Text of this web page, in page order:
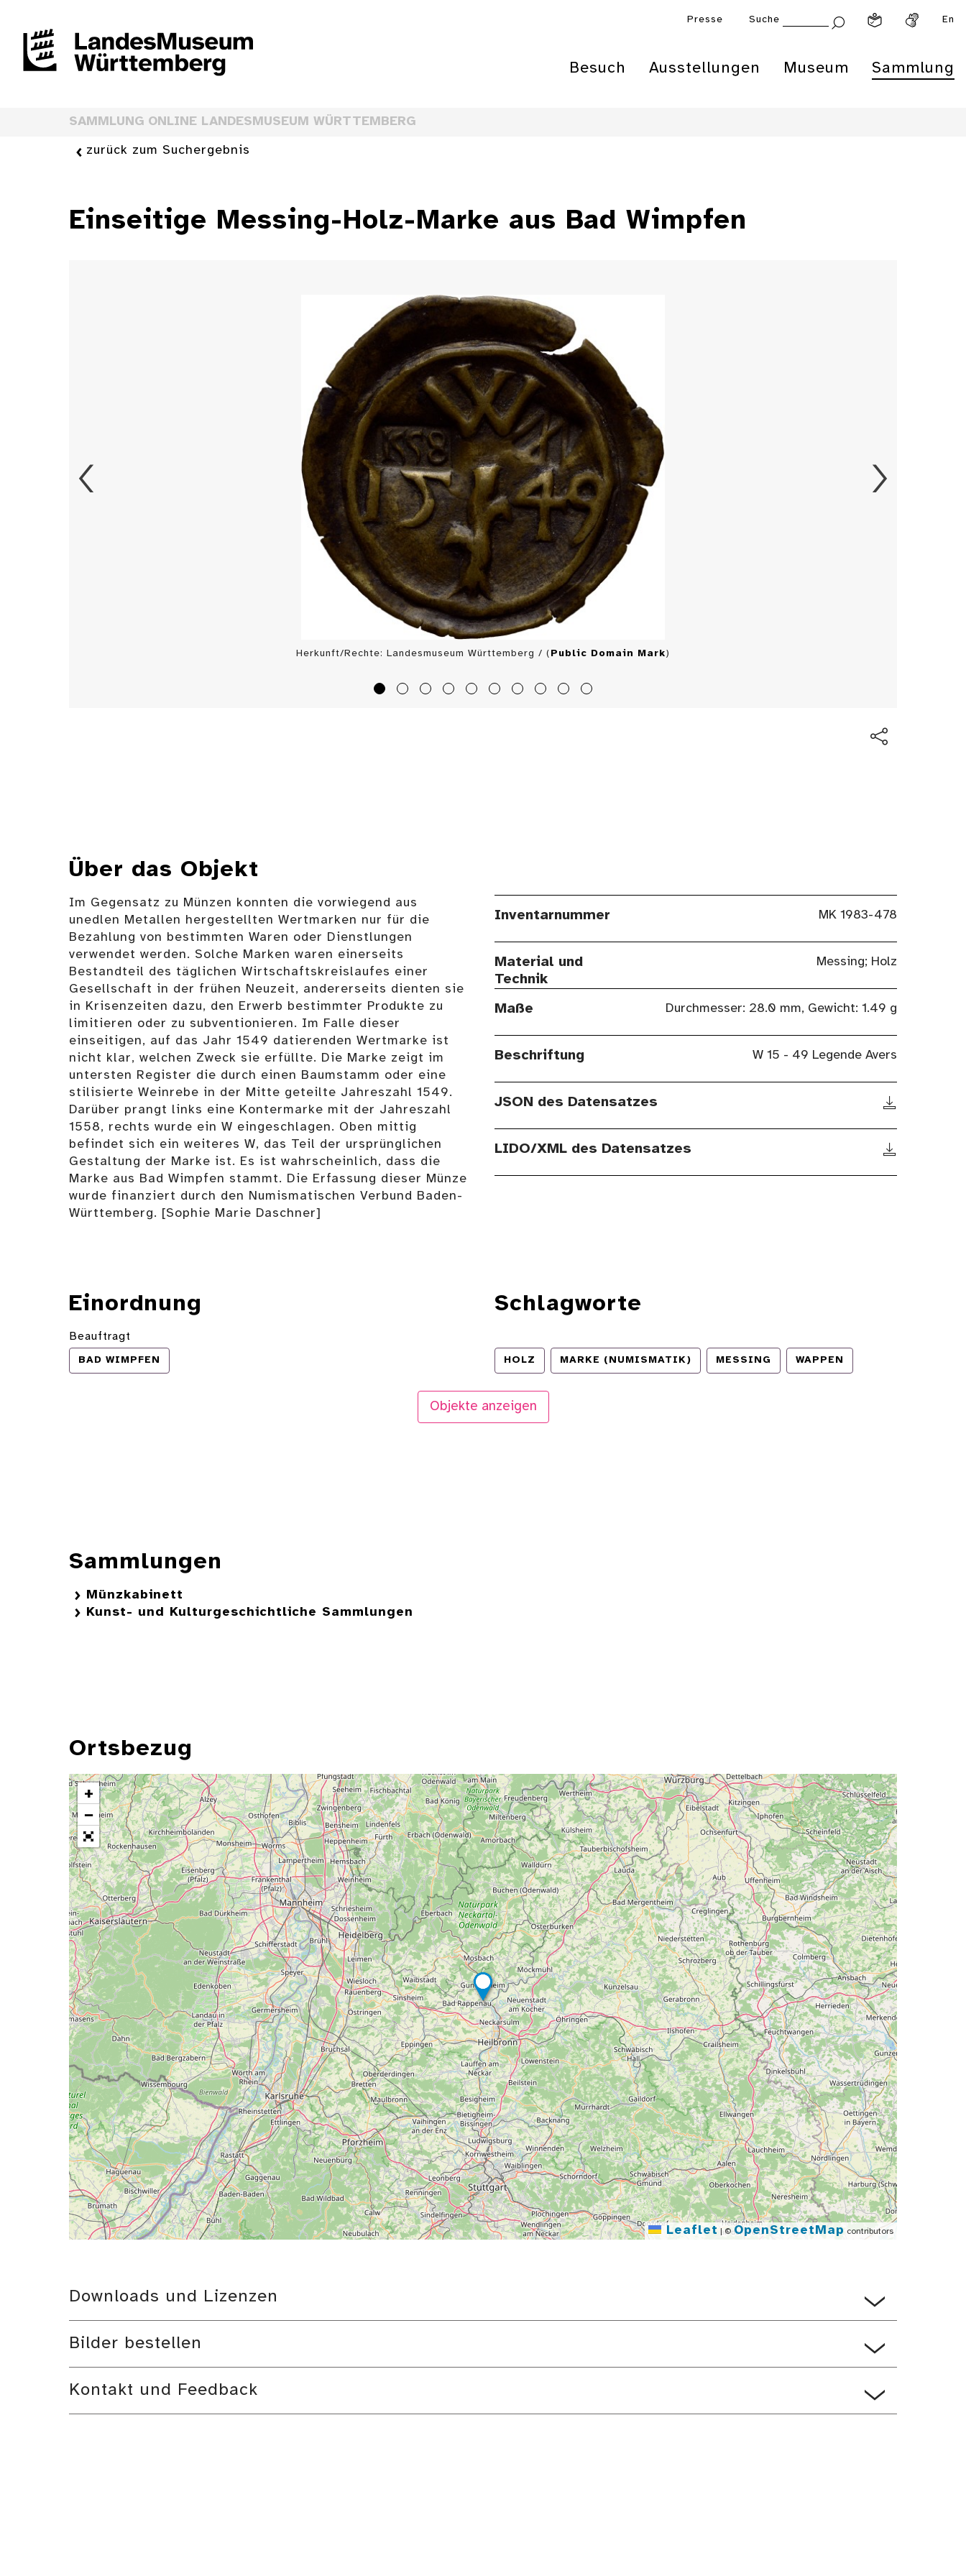
Presse Suche En
Besuch Ausstellungen Museum Sammlung
SAMMLUNG ONLINE LANDESMUSEUM WÜRTTEMBERG
zurück zum Suchergebnis
Einseitige Messing-Holz-Marke aus Bad Wimpfen
Herkunft/Rechte: Landesmuseum Württemberg / ( Public Domain Mark)
Über das Objekt
Im Gegensatz zu Münzen konnten die vorwiegend aus
unedlen Metallen hergestellten Wertmarken nur für die
Bezahlung von bestimmten Waren oder Dienstlungen
verwendet werden. Solche Marken waren einerseits
Bestandteil des täglichen Wirtschaftskreislaufes einer
Gesellschaft in der frühen Neuzeit, andererseits dienten sie
in Krisenzeiten dazu, den Erwerb bestimmter Produkte zu
limitieren oder zu subventionieren. Im Falle dieser
einseitigen, auf das Jahr 1549 datierenden Wertmarke ist
nicht klar, welchen Zweck sie erfüllte. Die Marke zeigt im
untersten Register die durch einen Baumstamm oder eine
stilisierte Weinrebe in der Mitte geteilte Jahreszahl 1549.
Darüber prangt links eine Kontermarke mit der Jahreszahl
1558, rechts wurde ein W eingeschlagen. Oben mittig
befindet sich ein weiteres W, das Teil der ursprünglichen
Gestaltung der Marke ist. Es ist wahrscheinlich, dass die
Marke aus Bad Wimpfen stammt. Die Erfassung dieser Münze
wurde finanziert durch den Numismatischen Verbund Baden-
Württemberg. [Sophie Marie Daschner]
Inventarnummer MK 1983-478
Material und
Technik
Messing; Holz
Maße Durchmesser: 28.0 mm, Gewicht: 1.49 g
Beschriftung W 15 - 49 Legende Avers
JSON des Datensatzes
LIDO/XML des Datensatzes
Einordnung
Beauftragt
BAD WIMPFEN
Schlagworte
HOLZ MARKE (NUMISMATIK) MESSING WAPPEN
Objekte anzeigen
Sammlungen
Münzkabinett
Kunst- und Kulturgeschichtliche Sammlungen
Ortsbezug
+
−
Leaflet |©OpenStreetMap contributors
Downloads und Lizenzen
Bilder bestellen
Kontakt und Feedback